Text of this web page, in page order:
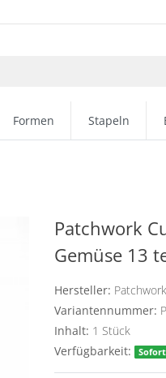
Formen Stapeln
Patchwork
Gemüse 13
Hersteller:
Variantennummer:
Inhalt: 1 Stück
Verfügbarkeit: